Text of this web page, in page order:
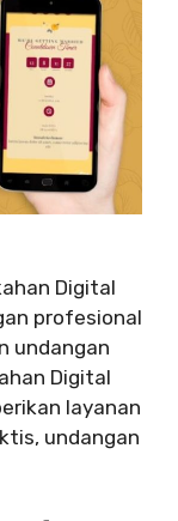
Digital
profesional
undangan
Digital
layanan
undangan